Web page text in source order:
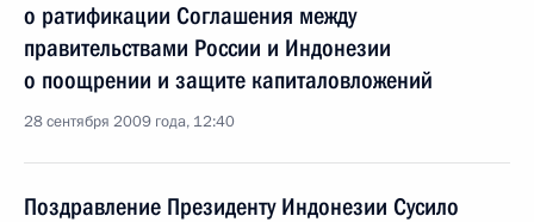
о ратификации Соглашения между
правительствами России и Индонезии
о поощрении и защите капиталовложений
28 сентября 2009 года, 12:40
Поздравление Президенту Индонезии Сусило